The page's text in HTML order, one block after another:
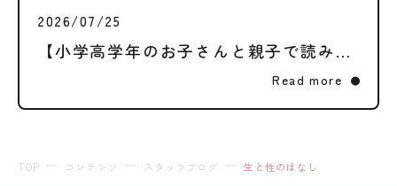
2026/07/25
【小学高学年のお子さんと親子で読みたい】二次性徴ってなに？体の変化と、大切な権利のはなし
Read more
TOP コンテンツ スタッフブログ 生と性のはなし